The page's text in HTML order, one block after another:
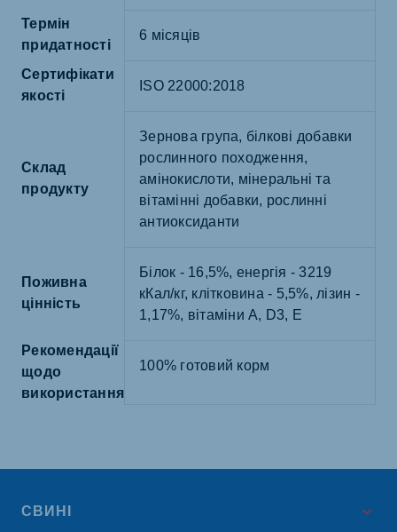
Термін
придатності
6 місяців
Сертифікати
якості
ISO 22000:2018
Склад
продукту
Зернова група, білкові добавки
рослинного походження,
амінокислоти, мінеральні та
вітамінні добавки, рослинні
антиоксиданти
Поживна
цінність
Білок - 16,5%, енергія - 3219
кКал/кг, клітковина - 5,5%, лізин -
1,17%, вітаміни A, D3, E
Рекомендації
щодо
використання
100% готовий корм
СВИНІ